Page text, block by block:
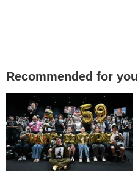
Recommended for you